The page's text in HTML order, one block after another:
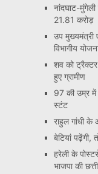
नांदघाट-
21.81 करोड़
उप मुख्यमंत्री
विभागीय
शव को
हुए ग्रामीण
97 की उम्र में
स्टंट
राहुल गांधी के
बेटियां पढ़ेंगी,
हरेली के
भाजपा की